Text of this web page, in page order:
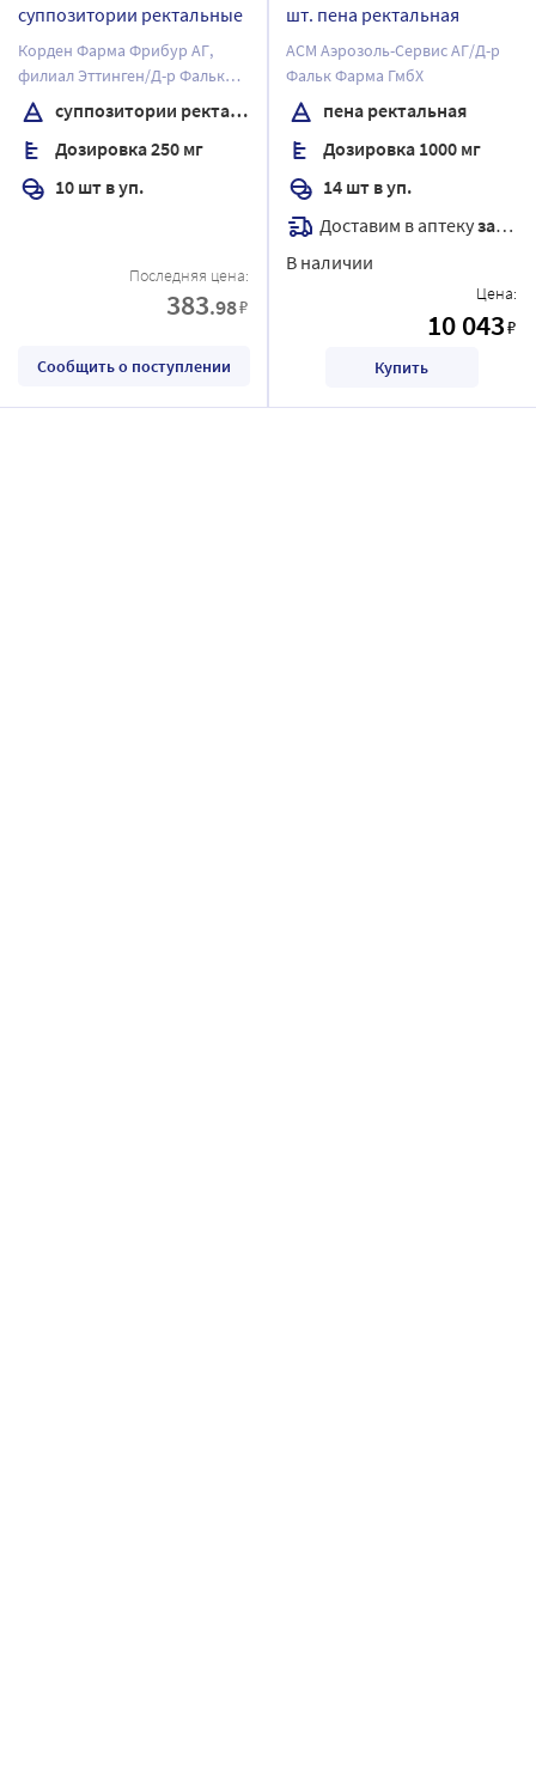
суппозитории ректальные
Корден Фарма Фрибур АГ,
филиал Эттинген/Д-р Фальк
Фарма ГмбХ
суппозитории ректальные
Дозировка 250 мг
10 шт в уп.
Последняя цена:
383.98₽
Сообщить о поступлении
шт. пена ректальная
АСМ Аэрозоль-Сервис АГ/Д-р
Фальк Фарма ГмбХ
пена ректальная
Дозировка 1000 мг
14 шт в уп.
Доставим в аптекузавтра
В наличии
Цена:
10 043₽
Купить